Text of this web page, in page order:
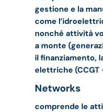
gestione e la
come
nonché attività
a monte
il finanziamento,
elettriche (CCGT
Networks
comprende le